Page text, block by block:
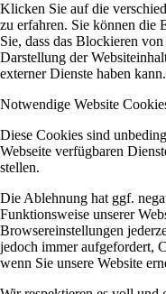
Klicken Sie auf die
zu erfahren. Sie können die
Sie, dass das Blockieren
Darstellung der
externer Dienste haben kann.
Notwendige Website
Diese Cookies sind
Webseite verfügbaren
stellen.
Die Ablehnung hat ggf.
Funktionsweise unserer
Browsereinstellungen
jedoch immer aufgefordert,
wenn Sie unsere Website